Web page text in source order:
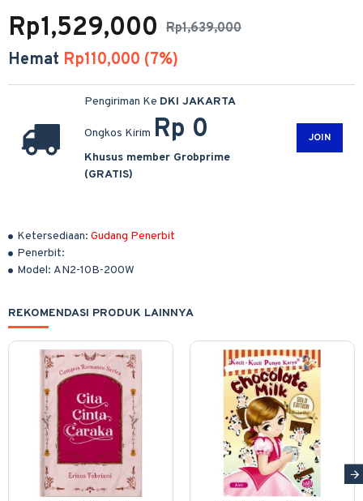
Ketersediaan: Gudang Penerbit
Penerbit:
Model: AN2-10B-200W
Rp1,639,000
Rp1,529,000
Hemat Rp110,000 (7%)
Pengiriman Ke DKI JAKARTA
Ongkos Kirim Rp 0
Khusus member Grobprime
(GRATIS)
JOIN
REKOMENDASI PRODUK LAINNYA